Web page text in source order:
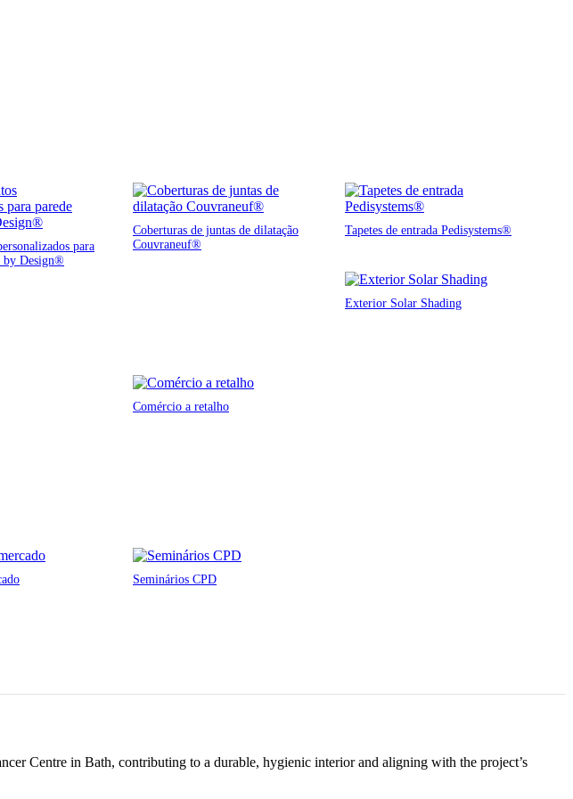
para
by Design®
Coberturas de juntas de dilatação
Couvraneuf®
Tapetes de entrada Pedisystems®
Exterior Solar Shading
Comércio a retalho
Seminários CPD
Centre in Bath, contributing to a durable, hygienic interior and aligning with the project’s